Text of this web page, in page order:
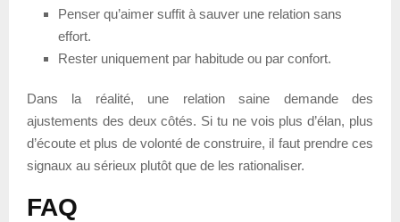
Penser qu’aimer suffit à sauver une relation sans
effort.
Rester uniquement par habitude ou par confort.
Dans la réalité, une relation saine demande des
ajustements des deux côtés. Si tu ne vois plus d’élan, plus
d’écoute et plus de volonté de construire, il faut prendre ces
signaux au sérieux plutôt que de les rationaliser.
FAQ